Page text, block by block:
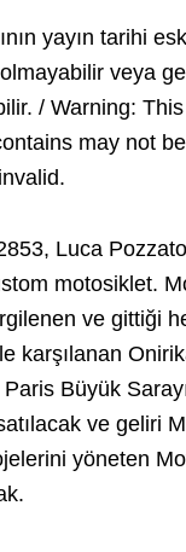
yayın tarihi
veya
/ Warning:
may not
Luca
motosiklet.
ve gittiği
karşılanan
Büyük
ve geliri
yöneten